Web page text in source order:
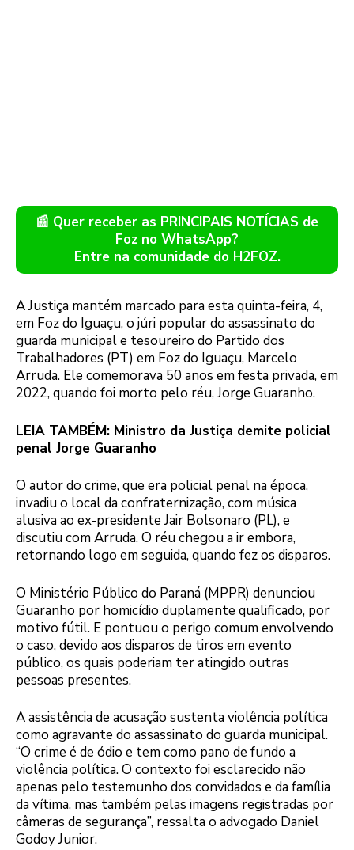
📰 Quer receber as PRINCIPAIS NOTÍCIAS de
Foz no WhatsApp?
Entre na comunidade do H2FOZ.
A Justiça mantém marcado para esta quinta-feira, 4,
em Foz do Iguaçu, o júri popular do assassinato do
guarda municipal e tesoureiro do Partido dos
Trabalhadores (PT) em Foz do Iguaçu, Marcelo
Arruda. Ele comemorava 50 anos em festa privada, em
2022, quando foi morto pelo réu, Jorge Guaranho.
LEIA TAMBÉM: Ministro da Justiça demite policial
penal Jorge Guaranho
O autor do crime, que era policial penal na época,
invadiu o local da confraternização, com música
alusiva ao ex-presidente Jair Bolsonaro (PL), e
discutiu com Arruda. O réu chegou a ir embora,
retornando logo em seguida, quando fez os disparos.
O Ministério Público do Paraná (MPPR) denunciou
Guaranho por homicídio duplamente qualificado, por
motivo fútil. E pontuou o perigo comum envolvendo
o caso, devido aos disparos de tiros em evento
público, os quais poderiam ter atingido outras
pessoas presentes.
A assistência de acusação sustenta violência política
como agravante do assassinato do guarda municipal.
“O crime é de ódio e tem como pano de fundo a
violência política. O contexto foi esclarecido não
apenas pelo testemunho dos convidados e da família
da vítima, mas também pelas imagens registradas por
câmeras de segurança”, ressalta o advogado Daniel
Godoy Junior.